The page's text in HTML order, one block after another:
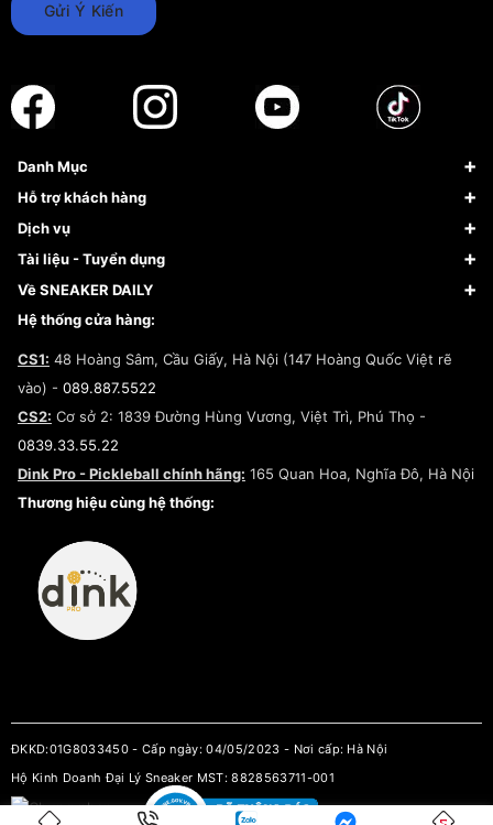
Gửi Ý Kiến
Danh Mục
Sneaker
Giày Bóng Rổ
Giày Nike
Giày Adidas
Giày Peak
Hỗ trợ khách hàng
FAQs & Help
Về Fundiin
Hướng dẫn thanh toán trả sau qua Fundiin
Chính sách đổi trả/Hoàn tiền
Chính sách bảo hành
Chính sách thanh toán
Điều khoản dịch vụ
Chính sách bảo mật
Kiểm tra tình trạng đơn hàng
Dịch vụ
Tạp chí
Dịch vụ ký gửi
Tài liệu - Tuyển dụng
Đăng ký bản quyền
Tuyển dụng
Về SNEAKER DAILY
Câu chuyện về SNEAKER DAILY
Hệ thống cửa hàng:
CS1: 48 Hoàng Sâm, Cầu Giấy, Hà Nội (147 Hoàng Quốc Việt rẽ
vào) - 089.887.5522
CS2: Cơ sở 2: 1839 Đường Hùng Vương, Việt Trì, Phú Thọ -
0839.33.55.22
Dink Pro - Pickleball chính hãng: 165 Quan Hoa, Nghĩa Đô, Hà Nội
Thương hiệu cùng hệ thống:
ĐKKD:01G8033450 - Cấp ngày: 04/05/2023 - Nơi cấp: Hà Nội
Hộ Kinh Doanh Đại Lý Sneaker MST: 8828563711-001